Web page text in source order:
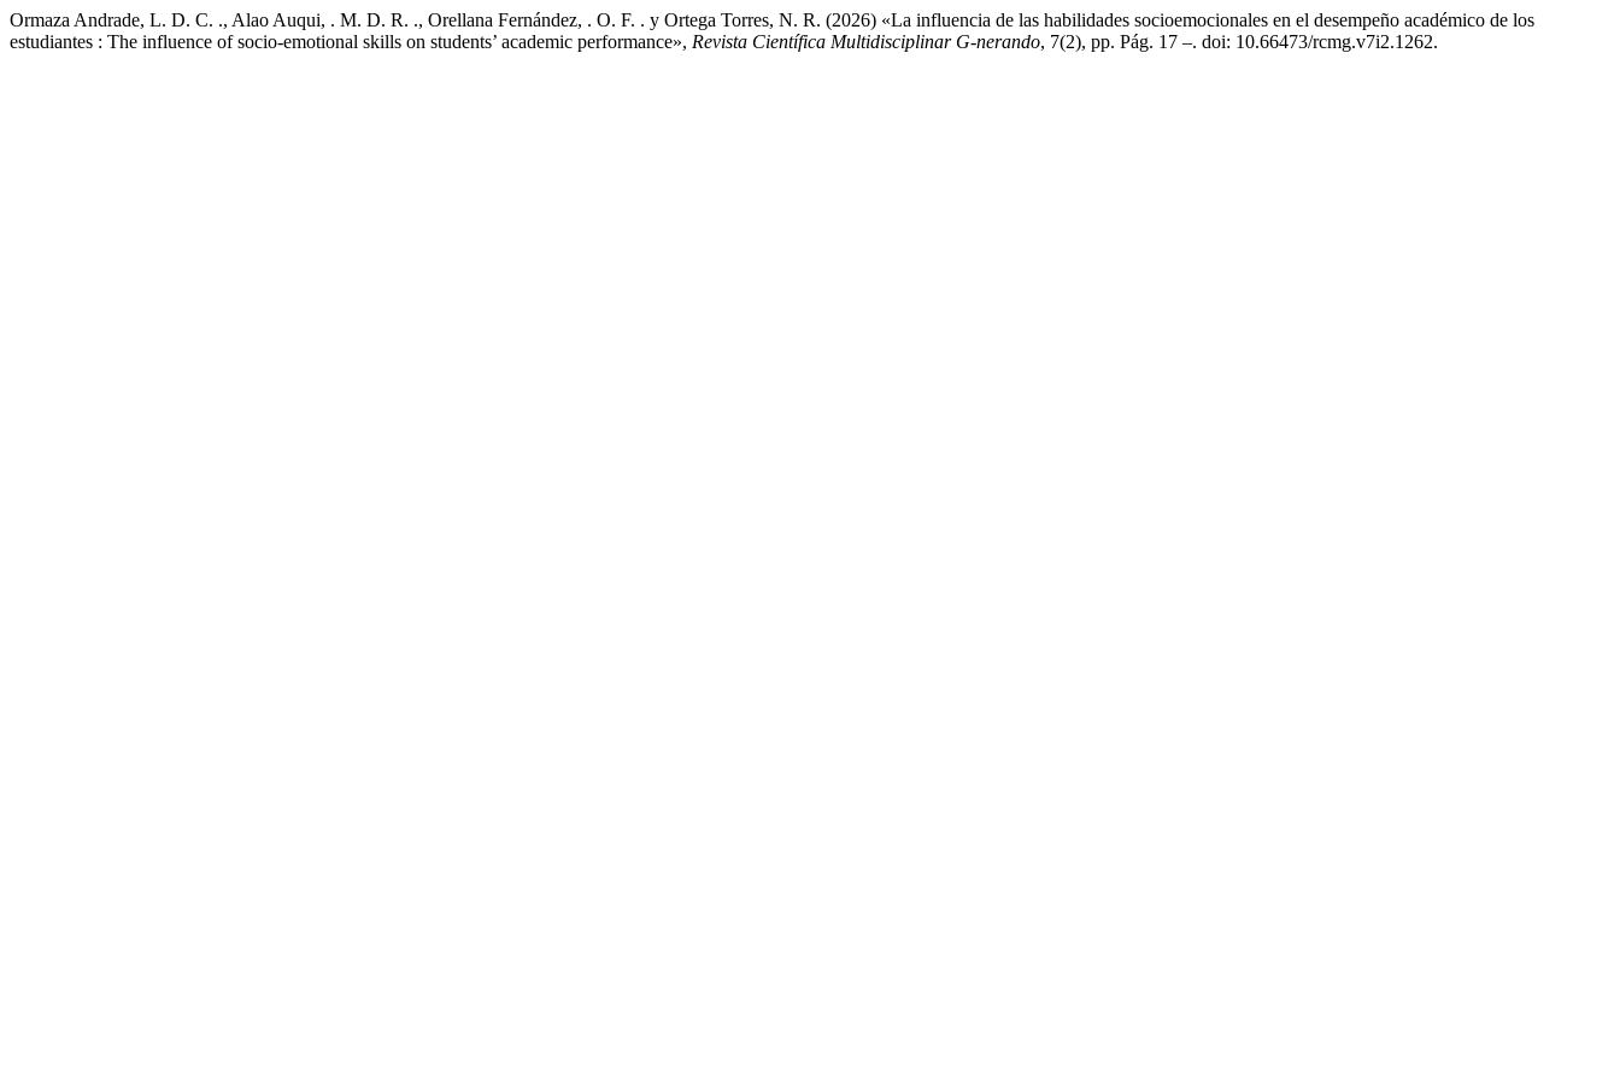
Ormaza Andrade, L. D. C. ., Alao Auqui, . M. D. R. ., Orellana Fernández, . O. F. . y Ortega Torres, N. R. (2026) «La influencia de las habilidades socioemocionales en el desempeño académico de los
estudiantes : The influence of socio-emotional skills on students’ academic performance», Revista Científica Multidisciplinar G-nerando, 7(2), pp. Pág. 17 –. doi: 10.66473/rcmg.v7i2.1262.